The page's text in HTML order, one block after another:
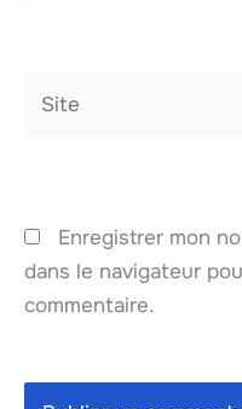
Enregistrer mon
dans le navigateur
commentaire.